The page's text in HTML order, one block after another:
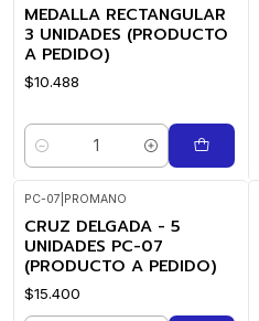
MEDALLA RECTANGULAR
3 UNIDADES (PRODUCTO
A PEDIDO)
$10.488
Cantidad
PC-07 PROMANO
CRUZ DELGADA - 5
UNIDADES PC-07
(PRODUCTO A PEDIDO)
$15.400